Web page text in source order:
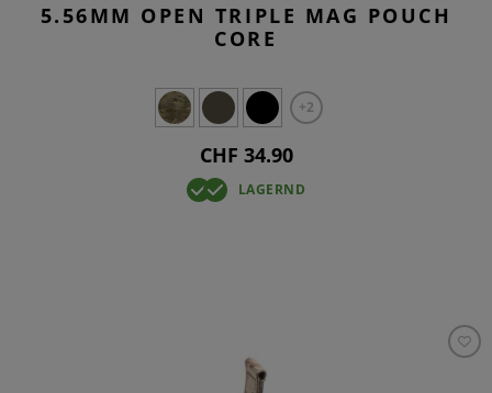
5.56MM OPEN TRIPLE MAG POUCH
CORE
+2
CHF 34.90
LAGERND